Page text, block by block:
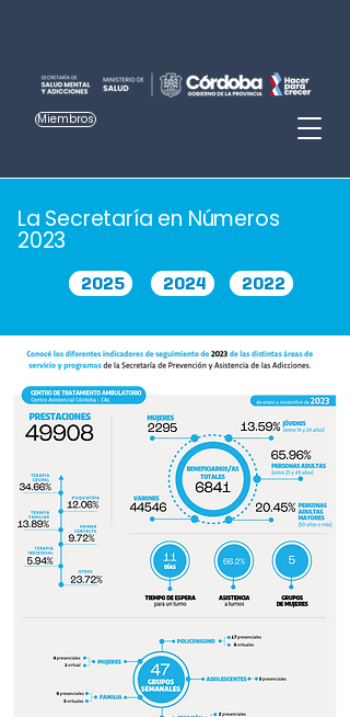
Miembros
La Secretaría en Números
2023
2025 2024 2022